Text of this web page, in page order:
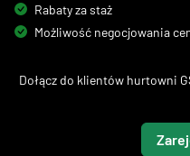
Rabaty za staż
Możliwość negocjowania
Dołącz do klientów hurtowni